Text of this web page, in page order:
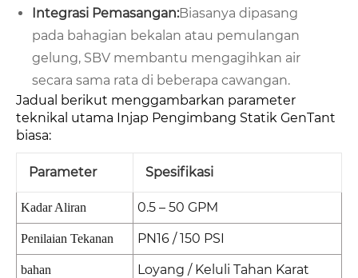
Integrasi Pemasangan:Biasanya dipasang
pada bahagian bekalan atau pemulangan
gelung, SBV membantu mengagihkan air
secara sama rata di beberapa cawangan.
Jadual berikut menggambarkan parameter
teknikal utama Injap Pengimbang Statik GenTant
biasa:
Parameter Spesifikasi
Kadar Aliran 0.5 – 50 GPM
Penilaian Tekanan PN16 / 150 PSI
bahan Loyang / Keluli Tahan Karat